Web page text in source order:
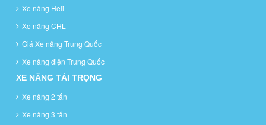
Xe nâng Heli
Xe nâng CHL
Giá Xe nâng Trung Quốc
Xe nâng điện Trung Quốc
XE NÂNG TẢI TRỌNG
Xe nâng 2 tấn
Xe nâng 3 tấn